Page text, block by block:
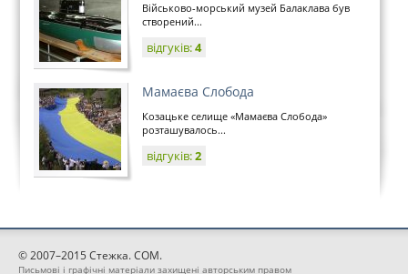
Військово-морський музей Балаклава був
створений...
відгуків:4
Мамаєва Слобода
Козацьке селище «Мамаєва Слобода»
розташувалось...
відгуків:2
© 2007–2015 Стежка. COM.
Письмові і графічні матеріали захищені авторським правом